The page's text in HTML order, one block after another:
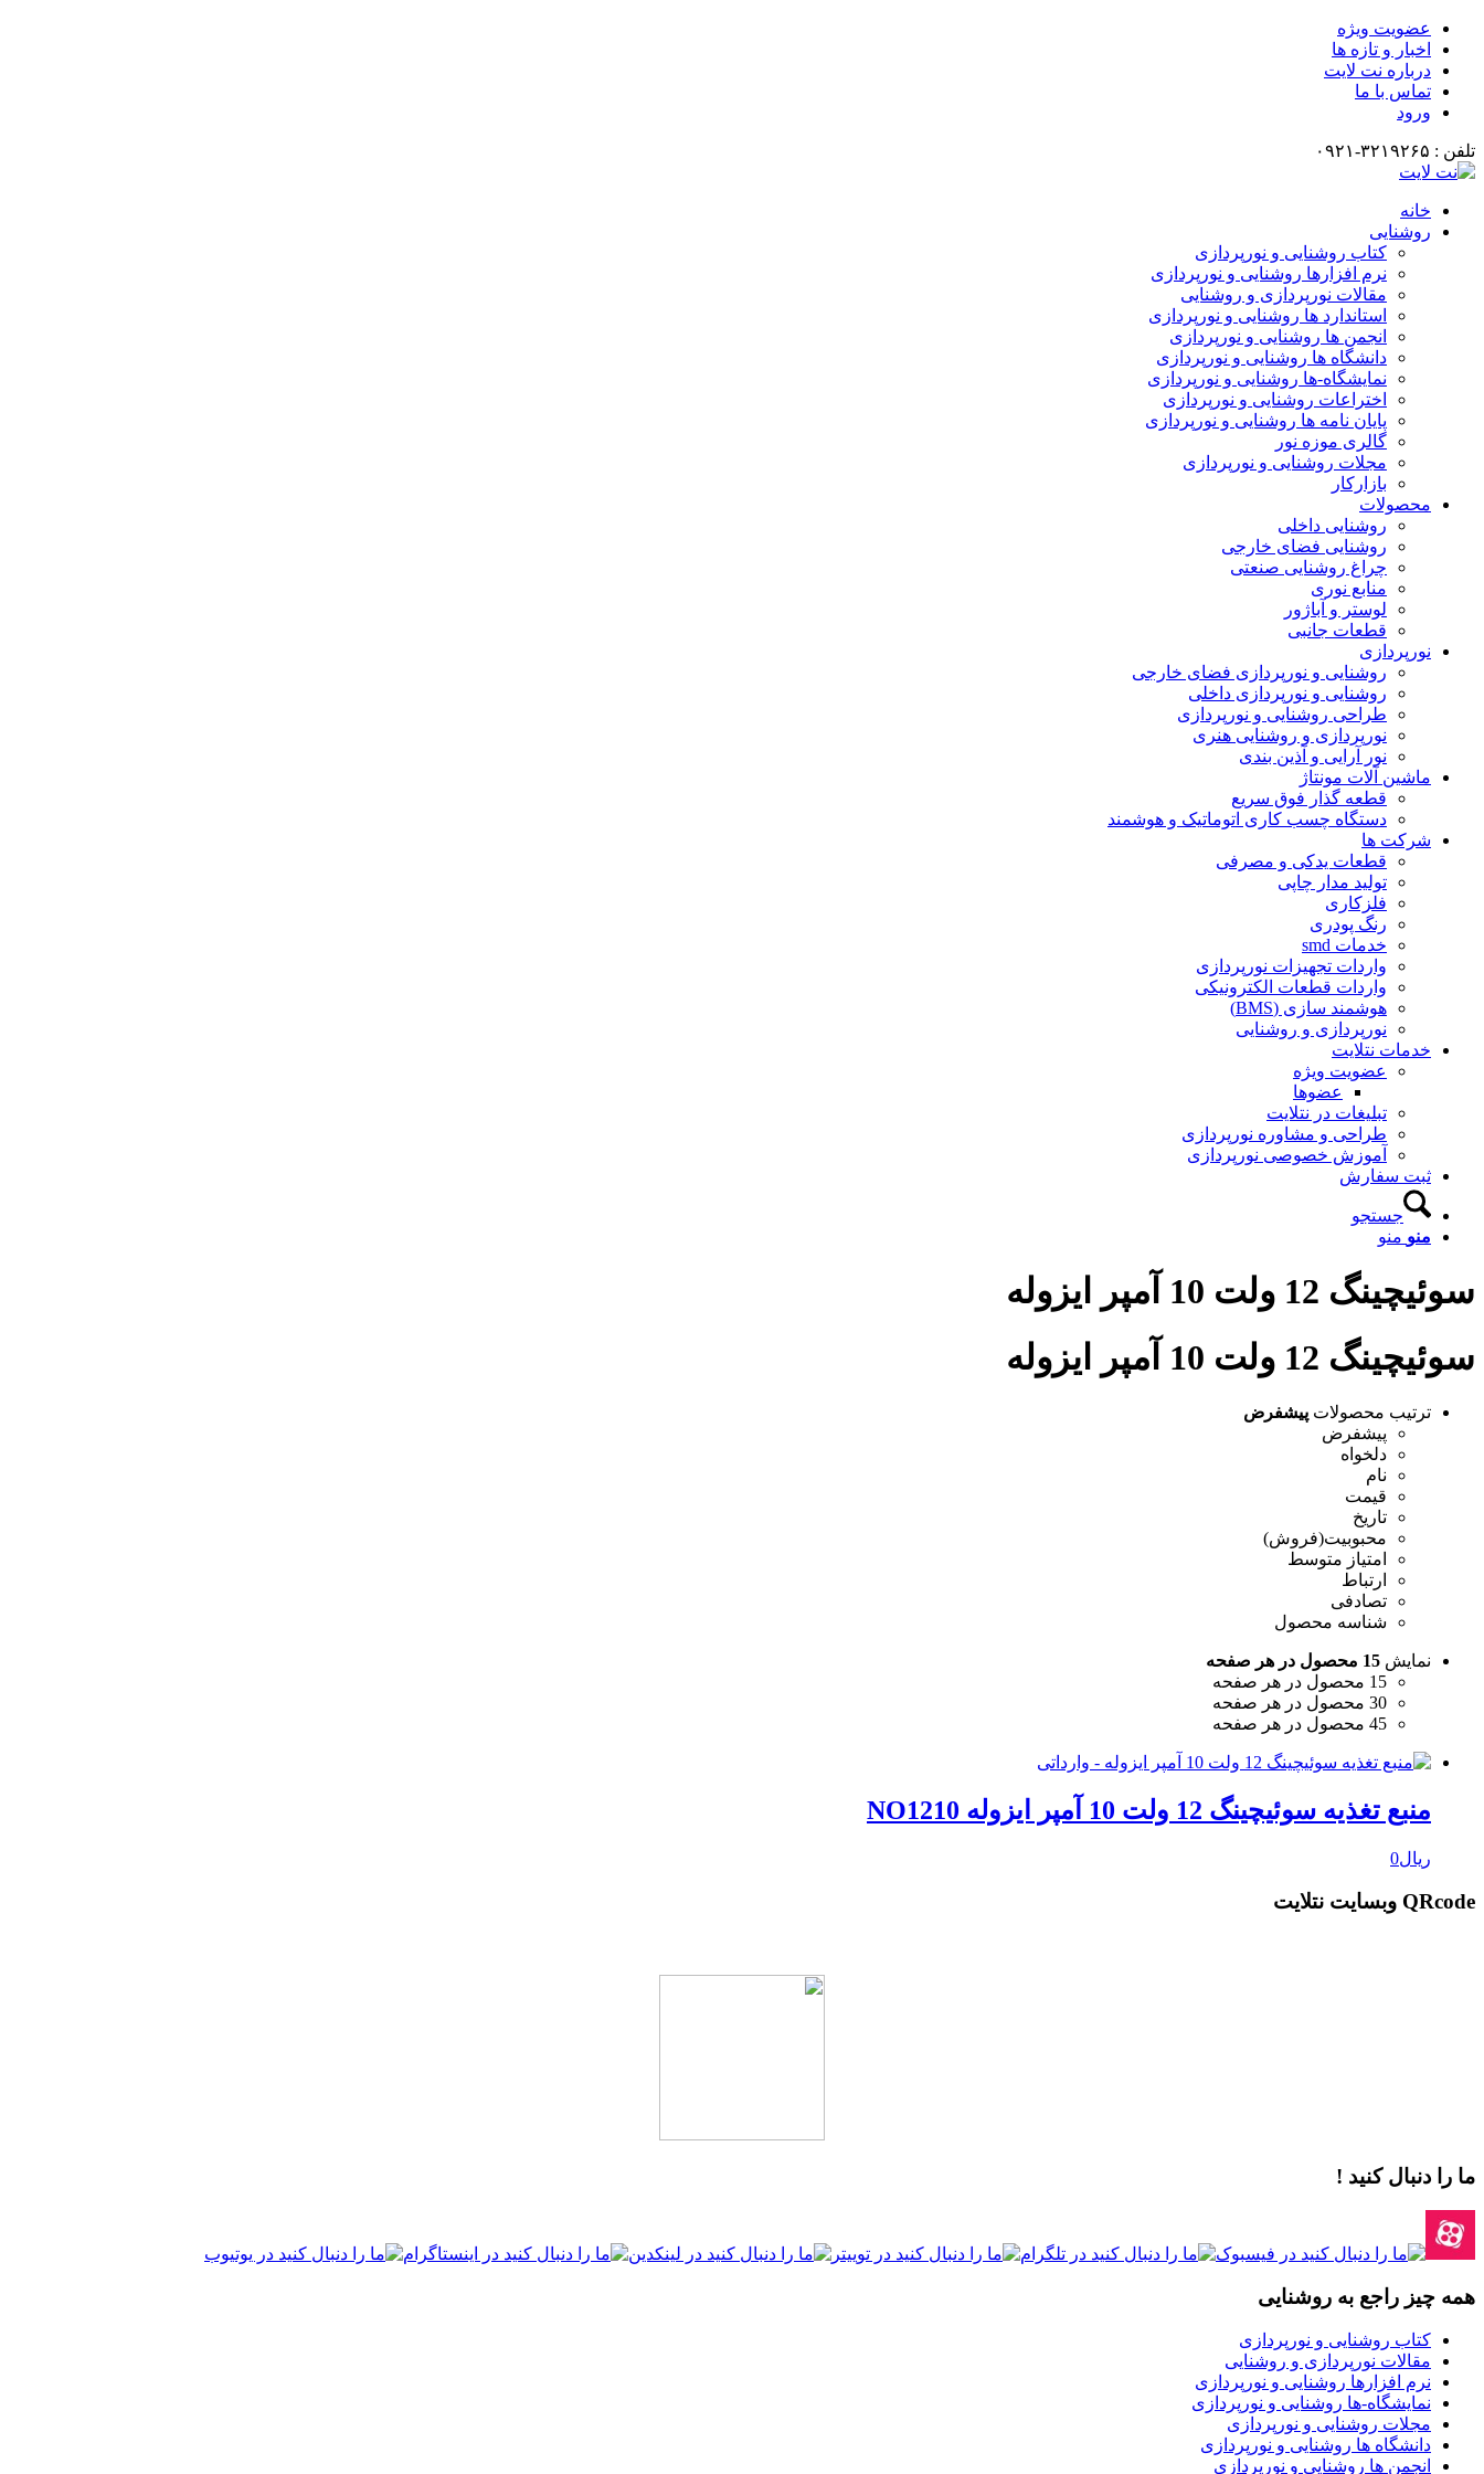
عضویت ویژه
اخبار و تازه ها
درباره نت لایت
تماس با ما
ورود
تلفن : ۳۲۱۹۲۶۵-۰۹۲۱
خانه
روشنایی
کتاب روشنایی و نورپردازی
نرم افزارها روشنایی و نورپردازی
مقالات نورپردازی و روشنایی
استاندارد ها روشنایی و نورپردازی
انجمن ها روشنایی و نورپردازی
دانشگاه ها روشنایی و نورپردازی
نمایشگاه-ها روشنایی و نورپردازی
اختراعات روشنایی و نورپردازی
پایان نامه ها روشنایی و نورپردازی
گالری موزه نور
مجلات روشنایی و نورپردازی
بازارکار
محصولات
روشنایی داخلی
روشنایی فضای خارجی
چراغ روشنایی صنعتی
منابع نوری
لوستر و آباژور
قطعات جانبی
نورپردازی
روشنایی و نورپردازی فضای خارجی
روشنایی و نورپردازی داخلی
طراحی روشنایی و نورپردازی
نورپردازی و روشنایی هنری
نور آرایی و آذین بندی
ماشین آلات مونتاژ
قطعه گذار فوق سریع
دستگاه چسب کاری اتوماتیک و هوشمند
شرکت ها
قطعات یدکی و مصرفی
تولید مدار چاپی
فلزکاری
رنگ پودری
خدمات smd
واردات تجهیزات نورپردازی
واردات قطعات الکترونیکی
هوشمند سازی (BMS)
نورپردازی و روشنایی
خدمات نتلایت
عضویت ویژه
عضوها
تبلیغات در نتلایت
طراحی و مشاوره نورپردازی
آموزش خصوصی نورپردازی
ثبت سفارش
جستجو
منو منو
سوئیچینگ 12 ولت 10 آمپر ایزوله
سوئیچینگ 12 ولت 10 آمپر ایزوله
ترتیب محصولات پیشفرض
پیشفرض
دلخواه
نام
قیمت
تاریخ
محبوبیت(فروش)
امتیاز متوسط
ارتباط
تصادفی
شناسه محصول
نمایش 15 محصول در هر صفحه
15 محصول در هر صفحه
30 محصول در هر صفحه
45 محصول در هر صفحه
منبع تغذیه سوئیچینگ 12 ولت 10 آمپر ایزوله NO1210
ریال0
QRcode وبسایت نتلایت
ما را دنبال کنید !
همه چیز راجع به روشنایی
کتاب روشنایی و نورپردازی
مقالات نورپردازی و روشنایی
نرم افزارها روشنایی و نورپردازی
نمایشگاه-ها روشنایی و نورپردازی
مجلات روشنایی و نورپردازی
دانشگاه ها روشنایی و نورپردازی
انجمن ها روشنایی و نورپردازی